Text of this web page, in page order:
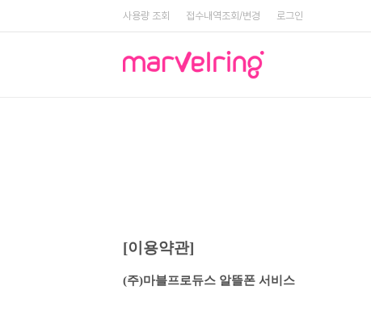
사용량 조회 접수내역조회/변경 로그인
[이용약관]
(주)마블프로듀스 알뜰폰 서비스